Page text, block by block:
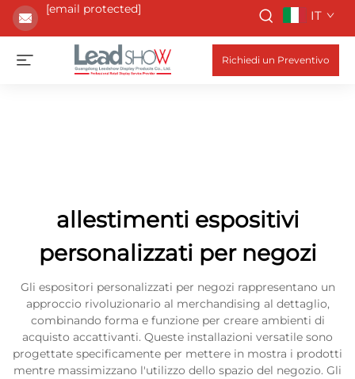
[email protected] IT
Richiedi un Preventivo
allestimenti espositivi
personalizzati per negozi
Gli espositori personalizzati per negozi rappresentano un
approccio rivoluzionario al merchandising al dettaglio,
combinando forma e funzione per creare ambienti di
acquisto accattivanti. Queste installazioni versatile sono
progettate specificamente per mettere in mostra i prodotti
mentre massimizzano l'utilizzo dello spazio del negozio. Gli